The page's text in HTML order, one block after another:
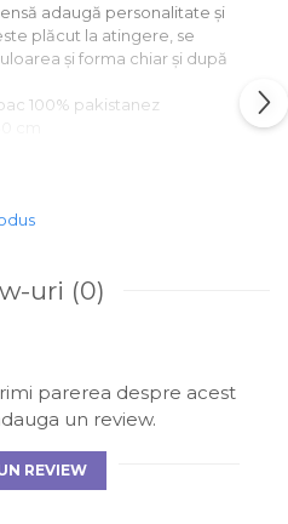
adaugă personalitate și
plăcut la atingere, se
și forma chiar și după
100% pakistanez
grecesc
perfect pentru
uri (0)
parerea despre acest
un review.
REVIEW